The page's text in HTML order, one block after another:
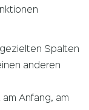
Spalten
anderen
Anfang, am